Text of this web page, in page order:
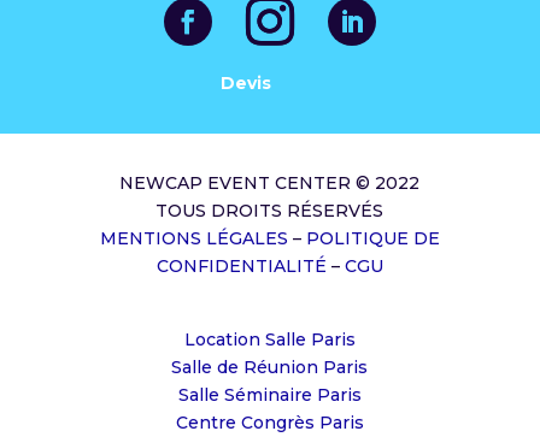
Devis
Location Salle Paris
Salle de Réunion Paris
Salle Séminaire Paris
Centre Congrès Paris
NEWCAP EVENT CENTER © 2022
TOUS DROITS RÉSERVÉS
MENTIONS LÉGALES – POLITIQUE DE
CONFIDENTIALITÉ – CGU